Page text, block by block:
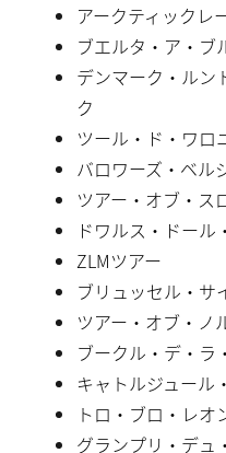
アークティックレ
ブエルタ・ア・ブ
デンマーク・ルン
ク
ツール・ド・ワロ
バロワーズ・ベル
ツアー・オブ・ス
ドワルス・ドール
ZLMツアー
ブリュッセル・サ
ツアー・オブ・ノ
ブークル・デ・ラ
キャトルジュール
トロ・ブロ・レオ
グランプリ・デュ